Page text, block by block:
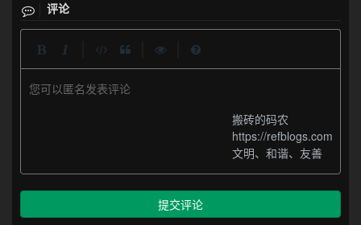
评论
您可以匿名发表评论
搬砖的码农
https://refblogs.com
文明、和谐、友善
提交评论